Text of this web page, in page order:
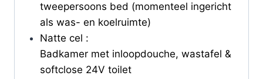
tweepersoons bed (momenteel ingericht
als was- en koelruimte)
Natte cel :
Badkamer met inloopdouche, wastafel &
softclose 24V toilet